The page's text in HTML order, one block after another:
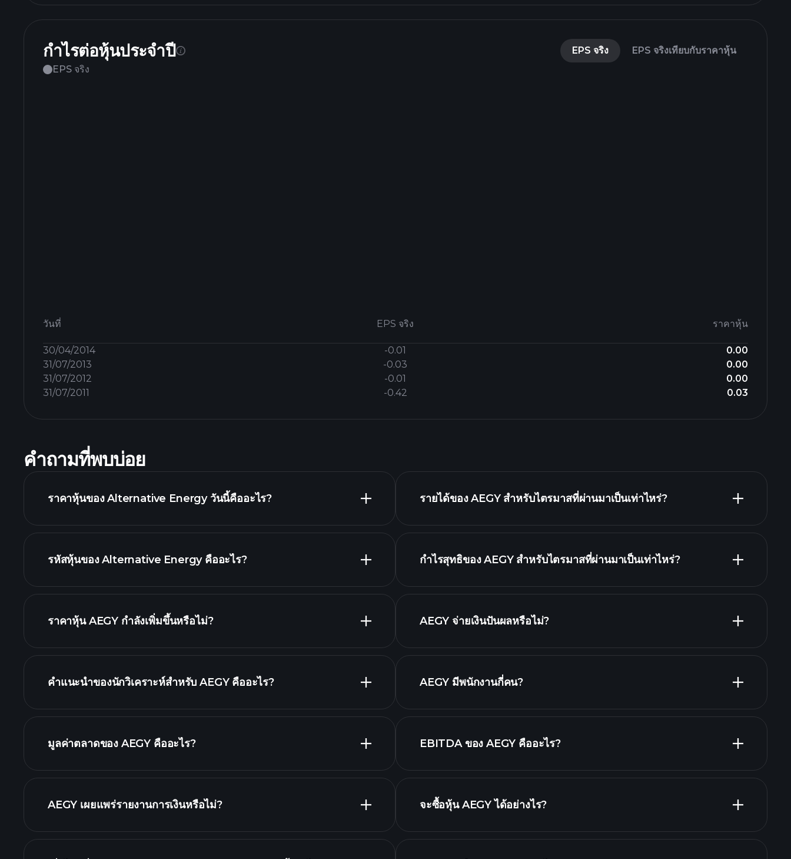
กำไรต่อหุ้นประจำปี EPS จริง
EPS จริงเทียบกับราคาหุ้น
EPS จริง
วันที่ EPS จริง ราคาหุ้น
30/04/2014 -0.01
0.00
31/07/2013
-0.03
0.00
31/07/2012
-0.01
0.00
31/07/2011
-0.42 0.03
คำถามที่พบบ่อย
ราคาหุ้นของ Alternative Energy วันนี้คืออะไร?
รหัสหุ้นของ Alternative Energy คืออะไร?
ราคาหุ้น AEGY กำลังเพิ่มขึ้นหรือไม่?
คำแนะนำของนักวิเคราะห์สำหรับ AEGY คืออะไร?
มูลค่าตลาดของ AEGY คืออะไร?
รายชื่อหุ้นของเรา
AEGY เผยแพร่รายงานการเงินหรือไม่?
AEGY รายงานการเงิน
รายได้ของ AEGY สำหรับไตรมาสที่ผ่านมาเป็นเท่าไหร่?
กำไรสุทธิของ AEGY สำหรับไตรมาสที่ผ่านมาเป็นเท่าไหร่?
AEGY จ่ายเงินปันผลหรือไม่?
หุ้นที่จ่ายเงินปันผลสูง
AEGY มีพนักงานกี่คน?
นายจ้างที่ใหญ่ที่สุด
EBITDA ของ AEGY คืออะไร?
เงิน AEGY
จะซื้อหุ้น AEGY ได้อย่างไร?